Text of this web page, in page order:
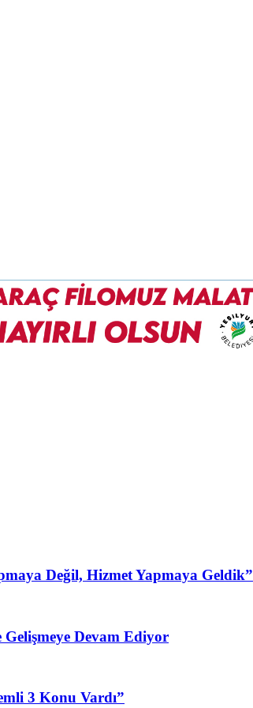
Değil, Hizmet Yapmaya Geldik”
Devam Ediyor
3 Konu Vardı”